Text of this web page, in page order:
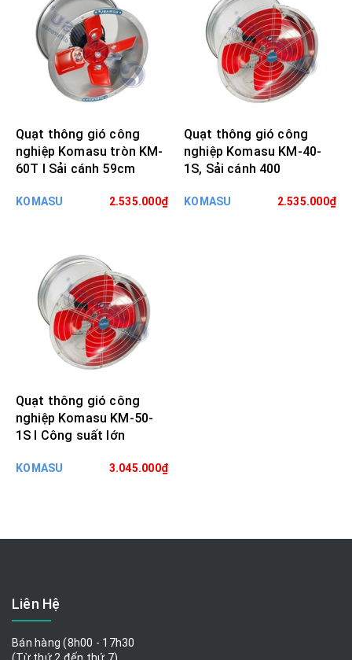
Quạt thông gió công
nghiệp Komasu tròn KM-
60T I Sải cánh 59cm
KOMASU 2.535.000₫
Quạt thông gió công
nghiệp Komasu KM-40-
1S, Sải cánh 400
KOMASU 2.535.000₫
Quạt thông gió công
nghiệp Komasu KM-50-
1S I Công suất lớn
KOMASU 3.045.000₫
Liên Hệ
Bán hàng (8h00 - 17h30